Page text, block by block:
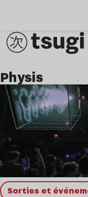
physis
Sorties et